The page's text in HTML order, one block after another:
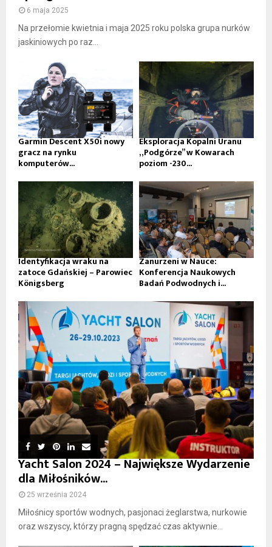
6 maja 2025
Na przełomie kwietnia i maja 2025 roku polska grupa nurków
jaskiniowych po raz...
Garmin Descent X50i nowy
gracz na rynku
komputerów...
Eksploracja Kopalni Uranu
„Podgórze” w Kowarach
poziom -230...
Identyfikacja wraku na
zatoce Gdańskiej – Parowiec
Königsberg
Zanurzeni w Nauce:
Konferencja Naukowych
Badań Podwodnych i...
Yacht Salon 2024 – Największe Wydarzenie
dla Miłośników...
25 września 2024
Miłośnicy sportów wodnych, pasjonaci żeglarstwa, nurkowie
oraz wszyscy, którzy pragną spędzać czas aktywnie...